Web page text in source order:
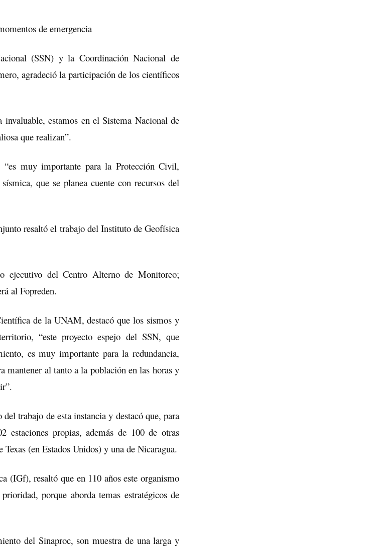
de emergencia
(SSN) y la Coordinación Nacional de
agradeció la participación de los científicos
estamos en el Sistema Nacional de
que realizan”.
muy importante para la Protección Civil,
que se planea cuente con recursos del
resaltó el trabajo del Instituto de Geofísica
ejecutivo del Centro Alterno de Monitoreo;
al Fopreden.
de la UNAM, destacó que los sismos y
“este proyecto espejo del SSN, que
es muy importante para la redundancia,
mantener al tanto a la población en las horas y
trabajo de esta instancia y destacó que, para
estaciones propias, además de 100 de otras
(en Estados Unidos) y una de Nicaragua.
(IGf), resaltó que en 110 años este organismo
porque aborda temas estratégicos de
del Sinaproc, son muestra de una larga y